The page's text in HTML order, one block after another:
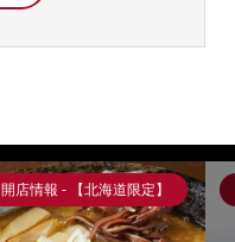
開店情報 - 【北海道限定】